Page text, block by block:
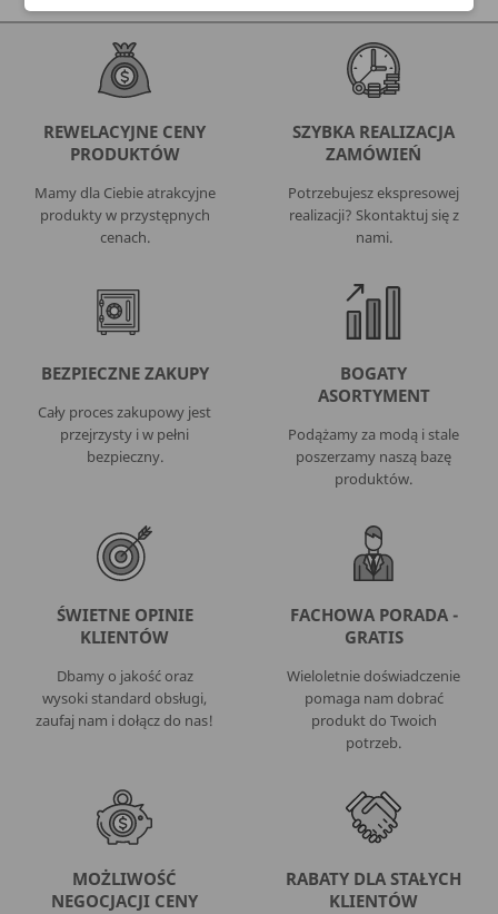
REWELACYJNE CENY
PRODUKTÓW
Mamy dla Ciebie atrakcyjne
produkty w przystępnych
cenach.
SZYBKA REALIZACJA
ZAMÓWIEŃ
Potrzebujesz ekspresowej
realizacji? Skontaktuj się z
nami.
BEZPIECZNE ZAKUPY
Cały proces zakupowy jest
przejrzysty i w pełni
bezpieczny.
BOGATY
ASORTYMENT
Podążamy za modą i stale
poszerzamy naszą bazę
produktów.
ŚWIETNE OPINIE
KLIENTÓW
Dbamy o jakość oraz
wysoki standard obsługi,
zaufaj nam i dołącz do nas!
FACHOWA PORADA -
GRATIS
Wieloletnie doświadczenie
pomaga nam dobrać
produkt do Twoich
potrzeb.
MOŻLIWOŚĆ
NEGOCJACJI CENY
RABATY DLA STAŁYCH
KLIENTÓW